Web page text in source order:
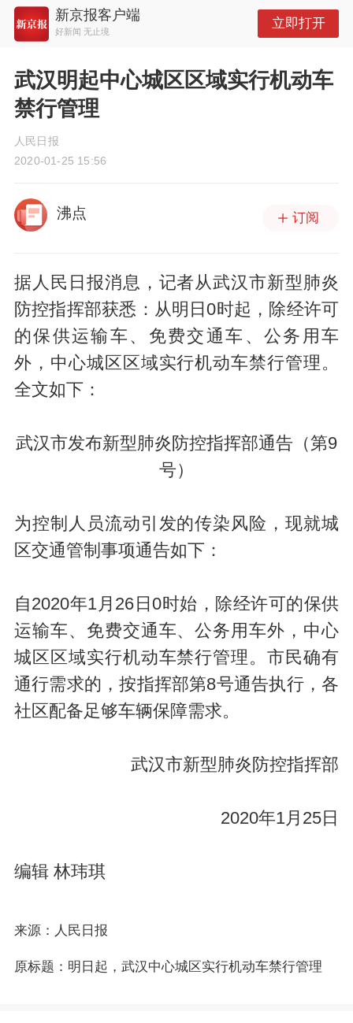
新京报客户端
好新闻 无止境
立即打开
武汉明起中心城区区域实行机动车
禁行管理
人民日报
2020-01-25 15:56
沸点 订阅
据人民日报消息，记者从武汉市新型肺炎
防控指挥部获悉：从明日0时起，除经许可
的保供运输车、免费交通车、公务用车
外，中心城区区域实行机动车禁行管理。
全文如下：
武汉市发布新型肺炎防控指挥部通告（第9
号）
为控制人员流动引发的传染风险，现就城
区交通管制事项通告如下：
自2020年1月26日0时始，除经许可的保供
运输车、免费交通车、公务用车外，中心
城区区域实行机动车禁行管理。市民确有
通行需求的，按指挥部第8号通告执行，各
社区配备足够车辆保障需求。
武汉市新型肺炎防控指挥部
2020年1月25日
编辑 林玮琪
来源：人民日报
原标题：明日起，武汉中心城区实行机动车禁行管理